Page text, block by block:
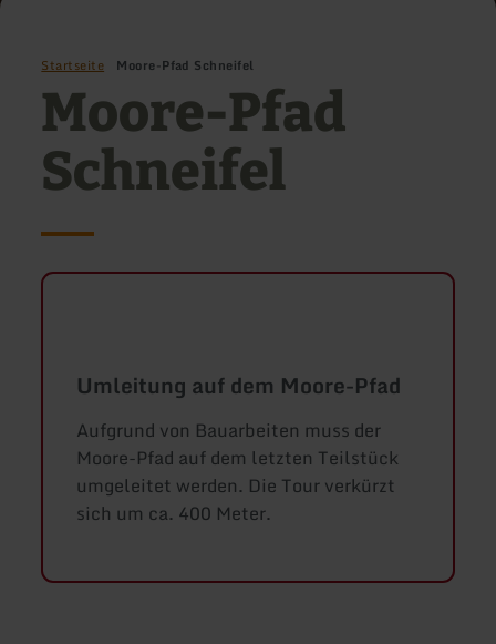
Startseite Moore-Pfad Schneifel
Moore-Pfad
Schneifel
Umleitung auf dem Moore-Pfad
Aufgrund von Bauarbeiten muss der
Moore-Pfad auf dem letzten Teilstück
umgeleitet werden. Die Tour verkürzt
sich um ca. 400 Meter.